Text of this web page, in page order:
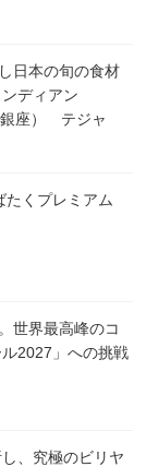
日本の旬の食材
ンディアン
銀座） テジャ
たくプレミアム
世界最高峰のコ
2027」への挑戦
、究極のビリヤ